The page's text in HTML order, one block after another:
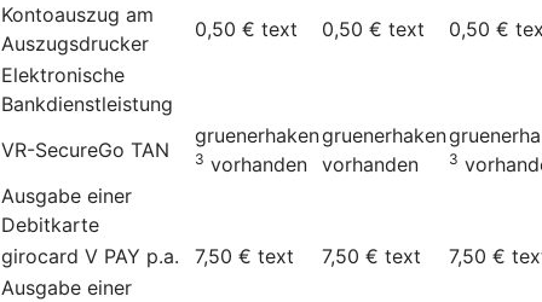
Kontoauszug am
Auszugsdrucker
0,50 € text 0,50 € text 0,50 €
Elektronische
Bankdienstleistung
VR-SecureGo TAN
gruenerhaken
3 vorhanden
gruenerhaken
vorhanden
3
Ausgabe einer
Debitkarte
girocard V PAY p.a.
7,50 € text 7,50 € text 7,50 €
Ausgabe einer